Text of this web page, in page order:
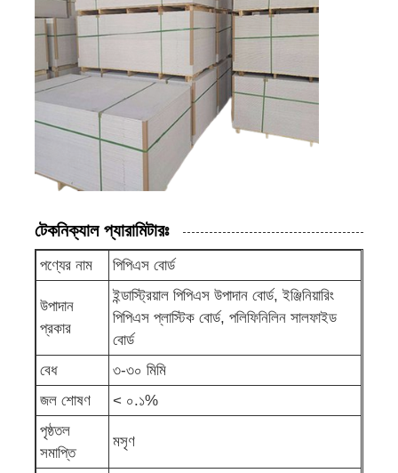
পিপি পাইপ
পলিপ্রোপিলিন পাইপ ফিটিং
টেকনিক্যাল প্যারামিটারঃ
পণ্যের নাম পিপিএস বোর্ড
উপাদান
প্রকার
ইন্ডাস্ট্রিয়াল পিপিএস উপাদান বোর্ড, ইঞ্জিনিয়ারিং
পিপিএস প্লাস্টিক বোর্ড, পলিফিনিলিন সালফাইড
বোর্ড
বেধ
৩-৩০ মিমি
জল শোষণ
< ০.১%
পৃষ্ঠতল
সমাপ্তি
মসৃণ